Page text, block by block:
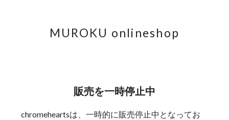
MUROKU onlineshop
販売を一時停止中
chromeheartsは、一時的に販売停止中となってお